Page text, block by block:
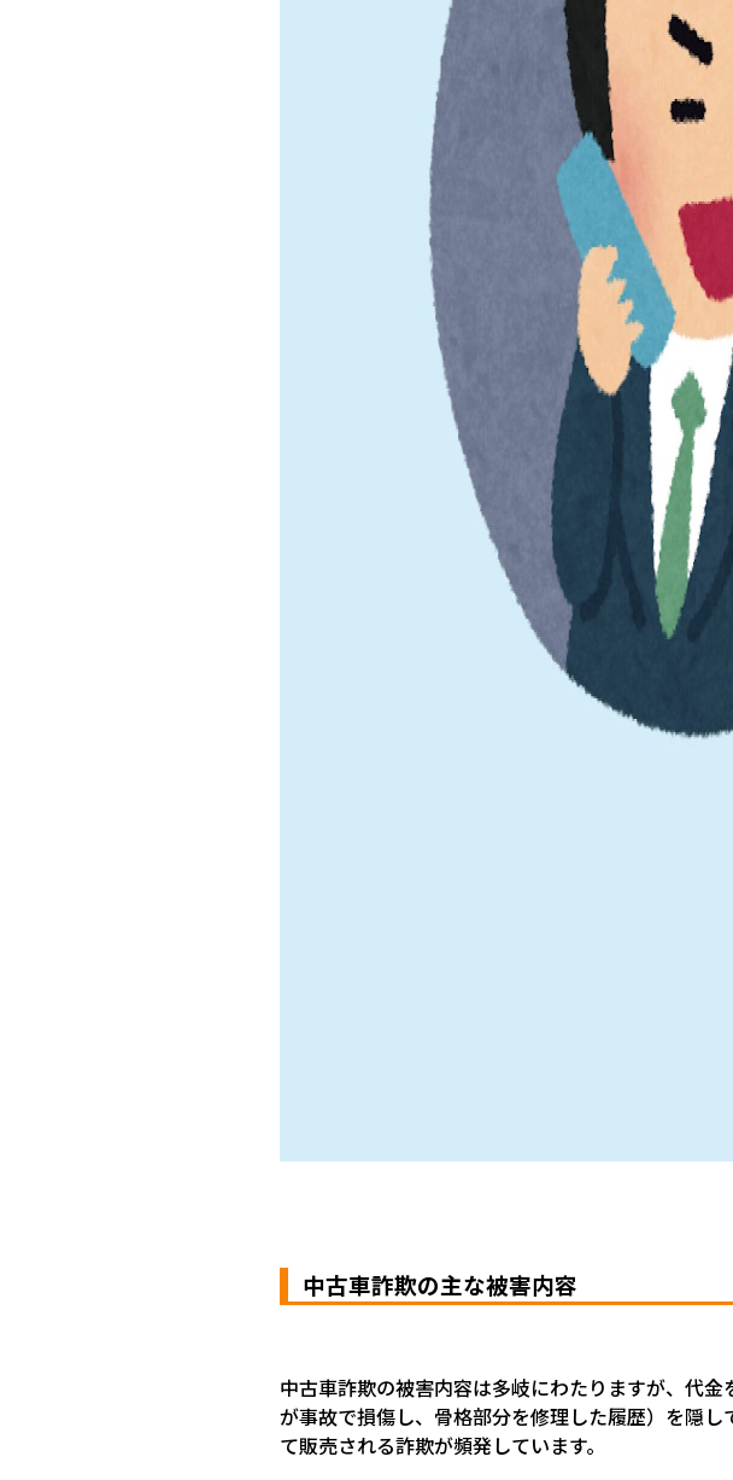
中古車詐欺の主な被害内容
中古車詐欺の被害内容は多岐にわたりますが、代
が事故で損傷し、骨格部分を修理した履歴）を隠
て販売される詐欺が頻発しています。